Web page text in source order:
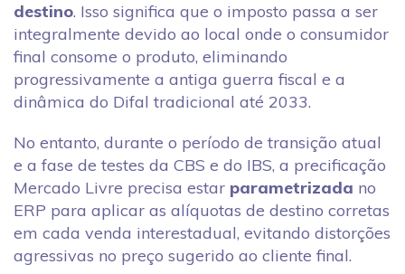
destino. Isso significa que o imposto passa a ser
integralmente devido ao local onde o consumidor
final consome o produto, eliminando
progressivamente a antiga guerra fiscal e a
dinâmica do Difal tradicional até 2033.
No entanto, durante o período de transição atual
e a fase de testes da CBS e do IBS, a precificação
Mercado Livre precisa estar parametrizada no
ERP para aplicar as alíquotas de destino corretas
em cada venda interestadual, evitando distorções
agressivas no preço sugerido ao cliente final.